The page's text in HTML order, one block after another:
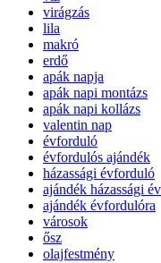
virágzás
lila
makró
erdő
apák napja
apák napi montázs
apák napi kollázs
valentin nap
évforduló
évfordulós ajándék
házassági évforduló
ajándék házassági
ajándék évfordulóra
városok
ősz
olajfestmény